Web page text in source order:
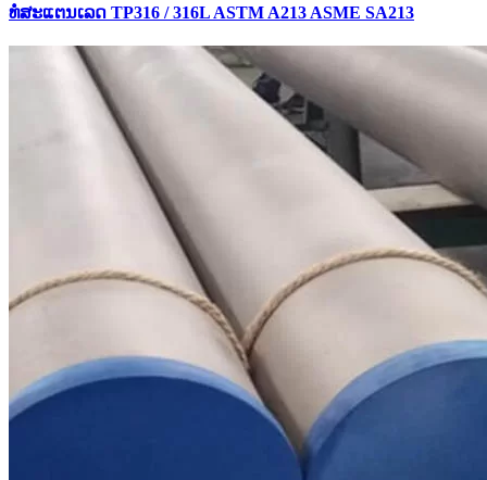
ທໍ່ສະແຕນເລດ TP316 / 316L ASTM A213 ASME SA213